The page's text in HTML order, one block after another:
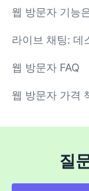
웹 방문자 기능
라이브 채팅: 데
웹 방문자 FAQ
웹 방문자 가격
질